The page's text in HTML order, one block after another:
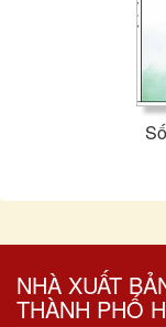
NHÀ XUẤT
THÀNH PHỐ